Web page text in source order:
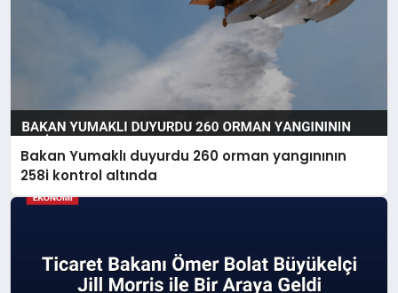
Bakan Yumaklı duyurdu 260 orman yangınının
258i kontrol altında